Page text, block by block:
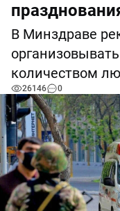
В Минздраве
количеством
26146 0